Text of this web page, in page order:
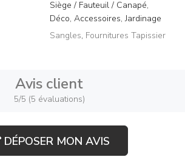
Siège / Fauteuil / Canapé,
Déco, Accessoires, Jardinage
Sangles, Fournitures Tapissier
Avis client
5/5 (5 évaluations)
DÉPOSER MON AVIS